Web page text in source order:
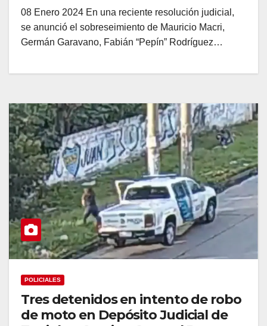
08 Enero 2024 En una reciente resolución judicial,
se anunció el sobreseimiento de Mauricio Macri,
Germán Garavano, Fabián “Pepín” Rodríguez…
POLICIALES
Tres detenidos en intento de robo
de moto en Depósito Judicial de